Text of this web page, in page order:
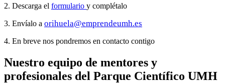
2. Descarga el formulario y complétalo
3. Envíalo a orihuela@emprendeumh.es
4. En breve nos pondremos en contacto contigo
Nuestro equipo de mentores y
profesionales del Parque Científico UMH